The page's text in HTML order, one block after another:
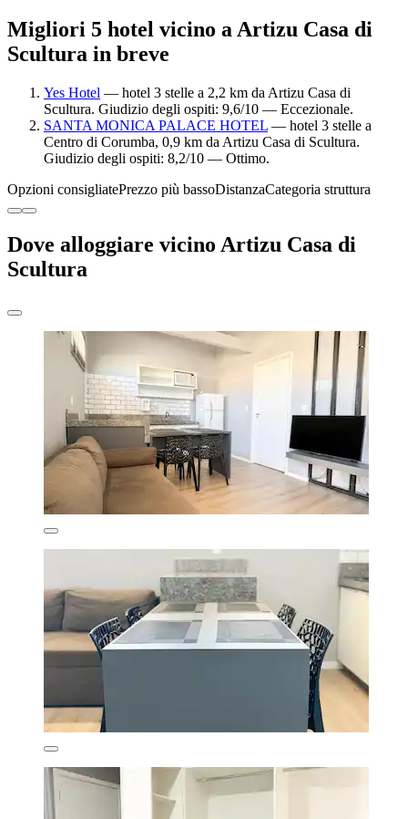
Migliori 5 hotel vicino a Artizu Casa di
Scultura in breve
Yes Hotel — hotel 3 stelle a 2,2 km da Artizu Casa di
Scultura. Giudizio degli ospiti: 9,6/10 — Eccezionale.
SANTA MONICA PALACE HOTEL — hotel 3 stelle a
Centro di Corumba, 0,9 km da Artizu Casa di Scultura.
Giudizio degli ospiti: 8,2/10 — Ottimo.
Opzioni consigliatePrezzo più bassoDistanzaCategoria struttura
Dove alloggiare vicino Artizu Casa di
Scultura